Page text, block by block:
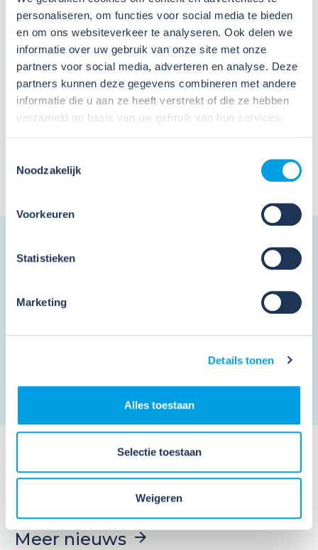
personaliseren, om functies voor social media te bieden
en om ons websiteverkeer te analyseren. Ook delen we
informatie over uw gebruik van onze site met onze
partners voor social media, adverteren en analyse. Deze
partners kunnen deze gegevens combineren met andere
informatie die u aan ze heeft verstrekt of die ze hebben
verzameld op basis van uw gebruik van hun services.
Noodzakelijk
Voorkeuren
Statistieken
Marketing
Details tonen
Alles toestaan
Selectie toestaan
Weigeren
adviseurs, die overigens óók sinds 1 september weer
actief zijn, een belangrijke rol. Bedrijven kunnen kosteloos
een beroep op hen doen. Zij helpen veel bedrijven op weg
bij het invullen van de RI&E of kunnen fungeren als
sparringpartner. Zeker voor de wat kleinere bedrijven,
waar de tijd en soms ook kennis over veilig en gezond
werken beperkt is, zijn onze adviseurs goud waard.”
Op zoek naar een adviseur bij jou in de buurt die je geheel
Ik ga akkoord met deprivacy voorwaardenen
Meer nieuws